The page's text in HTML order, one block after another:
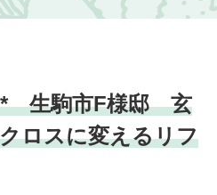
生駒市F様邸 玄
ロスに変えるリフ